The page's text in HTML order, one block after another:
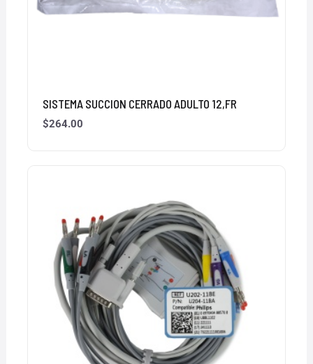
SISTEMA SUCCION CERRADO ADULTO 12,FR
$264.00